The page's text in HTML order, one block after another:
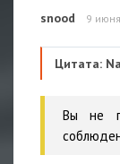
snood 9
Цитата:
Вы не